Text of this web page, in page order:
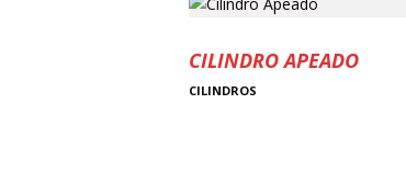
CILINDRO APEADO
CILINDROS